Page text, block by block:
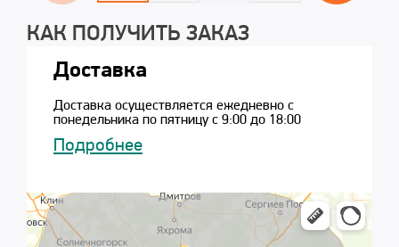
КАК ПОЛУЧИТЬ ЗАКАЗ
Доставка
Доставка осуществляется ежедневно с
понедельника по пятницу с 9:00 до 18:00
Подробнее